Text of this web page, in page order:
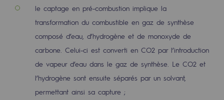
Objectif Hydrogène
CCUS Objectif Zéro CO2
Objectif Biométhane
Le Labo
le captage en pré-combustion implique la
transformation du combustible en gaz de synthèse
composé d’eau, d’hydrogène et de monoxyde de
carbone. Celui-ci est converti en CO2 par l’introduction
de vapeur d’eau dans le gaz de synthèse. Le CO2 et
l’hydrogène sont ensuite séparés par un solvant,
permettant ainsi sa capture ;